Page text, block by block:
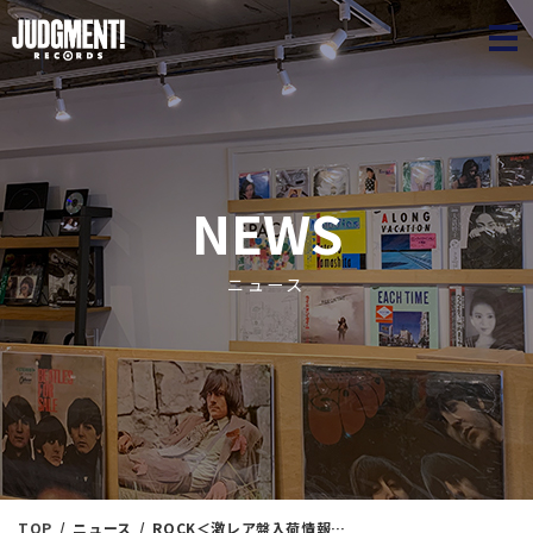
NEWS
ニュース
TOP ニュース ROCK＜激レア盤入荷情報＞本日（11/3）17:45出品！！※即通販可能